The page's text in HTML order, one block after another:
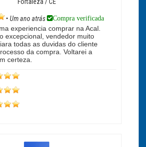
• Um ano atrás Compra verificada
experiencia comprar na Acal.
excepcional, vendedor muito
todas as duvidas do cliente
da compra. Voltarei a
certeza.